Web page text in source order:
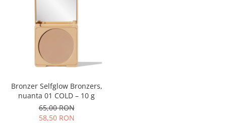
Bronzer Selfglow Bronzers,
nuanta 01 COLD – 10 g
65,00 RON
58,50 RON